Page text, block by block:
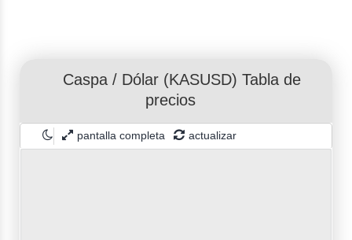
Caspa/ Dólar (KASUSD) Tabla de
precios
pantalla completa actualizar